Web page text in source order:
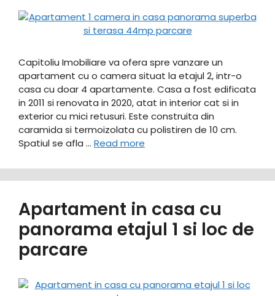
Capitoliu Imobiliare va ofera spre vanzare un
apartament cu o camera situat la etajul 2, intr-o
casa cu doar 4 apartamente. Casa a fost edificata
in 2011 si renovata in 2020, atat in interior cat si in
exterior cu mici retusuri. Este construita din
caramida si termoizolata cu polistiren de 10 cm.
Spatiul se afla … Read more
Apartament in casa cu
panorama etajul 1 si loc de
parcare